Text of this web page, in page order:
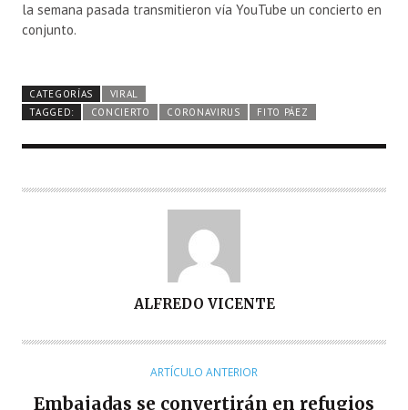
la semana pasada transmitieron vía YouTube un concierto en
conjunto.
CATEGORÍAS
VIRAL
TAGGED:
CONCIERTO CORONAVIRUS FITO PÁEZ
T
ALFREDO VICENTE
ARTÍCULO ANTERIOR
Embajadas se convertirán en refugios